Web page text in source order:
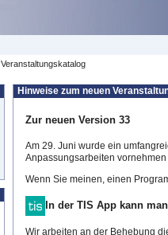
Veranstaltungskatalog
Hinweise zum neuen
Zur neuen Version 33
Am 29. Juni wurde ein
Anpassungsarbeiten
Wenn Sie meinen, einen
In der TIS App kann
Wir arbeiten an der Behebung